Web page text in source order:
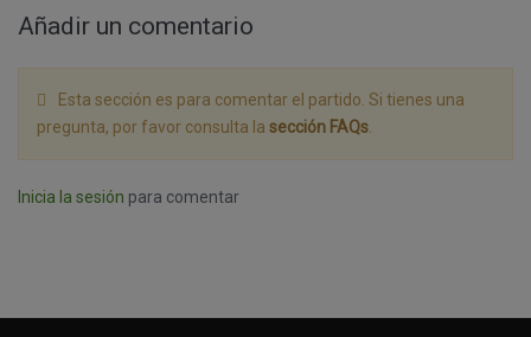
Añadir un comentario
Esta sección es para comentar el partido. Si tienes una
pregunta, por favor consulta la sección FAQs
Inicia la sesión para comentar